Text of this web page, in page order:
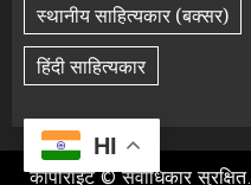
स्थानीय साहित्यकार (बक्सर)
हिंदी साहित्यकार
कॉपीराइट © सर्वाधिकार सुरक्षित.
HI